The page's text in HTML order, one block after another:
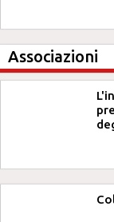
Associazioni